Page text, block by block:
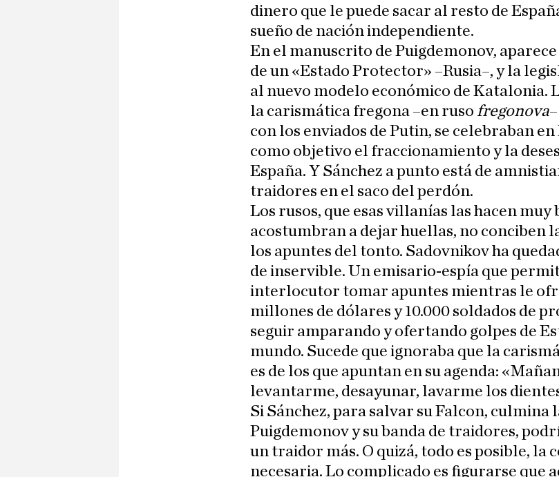
dinero que le puede sacar al resto de
sueño de nación independiente.
En el manuscrito de Puigdemonov,
de un «Estado Protector» –Rusia–, y la
al nuevo modelo económico de Katalonia.
la carismática fregona –en ruso fregonova
con los enviados de Putin, se celebraban
como objetivo el fraccionamiento y la
España. Y Sánchez a punto está de
traidores en el saco del perdón.
Los rusos, que esas villanías las hacen muy
acostumbran a dejar huellas, no conciben
los apuntes del tonto. Sadovnikov ha
de inservible. Un emisario-espía que
interlocutor tomar apuntes mientras le
millones de dólares y 10.000 soldados de
seguir amparando y ofertando golpes de
mundo. Sucede que ignoraba que la
es de los que apuntan en su agenda:
levantarme, desayunar, lavarme los
Si Sánchez, para salvar su Falcon, culmina
Puigdemonov y su banda de traidores,
un traidor más. O quizá, todo es posible, la
necesaria. Lo complicado es figurarse que